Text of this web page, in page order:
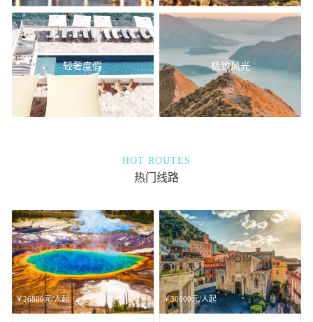
轻奢度假 极致风光
HOT ROUTES
热门线路
￥26800元/人起 ￥30800元/人起